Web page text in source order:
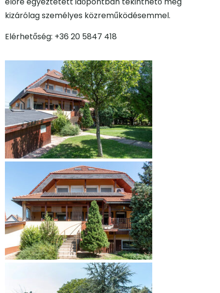
kizárólag személyes közreműködésemmel.
Elérhetőség: +36 20 5847 418